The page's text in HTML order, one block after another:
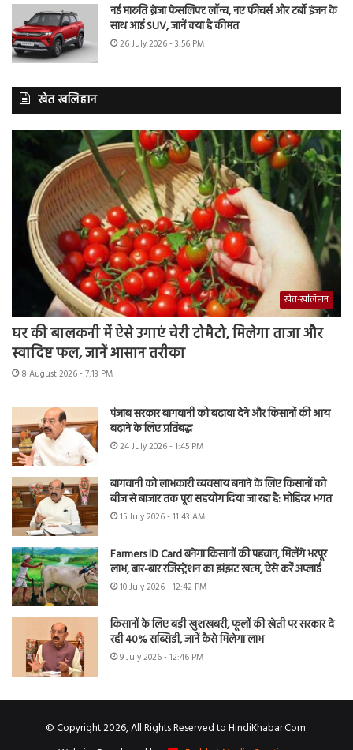
नई मारुति ब्रेजा फेसलिफ्ट लॉन्च, नए फीचर्स और टर्बो इंजन के
साथ आई SUV, जानें क्या है कीमत
26 July 2026 - 3:56 PM
खेत खलिहान
खेत-खलिहान
घर की बालकनी में ऐसे उगाएं चेरी टोमैटो, मिलेगा ताजा और
स्वादिष्ट फल, जानें आसान तरीका
8 August 2026 - 7:13 PM
पंजाब सरकार बागवानी को बढ़ावा देने और किसानों की आय
बढ़ाने के लिए प्रतिबद्ध
24 July 2026 - 1:45 PM
बागवानी को लाभकारी व्यवसाय बनाने के लिए किसानों को
बीज से बाजार तक पूरा सहयोग दिया जा रहा है: मोहिंदर भगत
15 July 2026 - 11:43 AM
Farmers ID Card बनेगा किसानों की पहचान, मिलेंगे भरपूर
लाभ, बार-बार रजिस्ट्रेशन का झंझट खत्म, ऐसे करें अप्लाई
10 July 2026 - 12:42 PM
किसानों के लिए बड़ी खुशखबरी, फूलों की खेती पर सरकार दे
रही 40% सब्सिडी, जानें कैसे मिलेगा लाभ
9 July 2026 - 12:46 PM
© Copyright 2026, All Rights Reserved to HindiKhabar.Com